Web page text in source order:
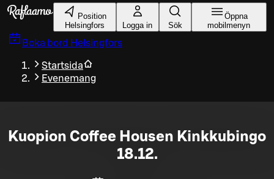
Gå till huvudinnehållet
Position
Helsingfors
Logga in Sök
Öppna
mobilmenyn
Boka bord Helsingfors
Startsida
Evenemang
Kuopion Coffee Housen Kinkkubingo
18.12.